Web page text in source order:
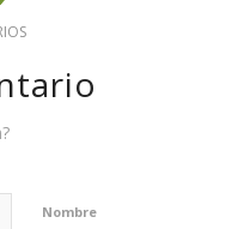
Nombre